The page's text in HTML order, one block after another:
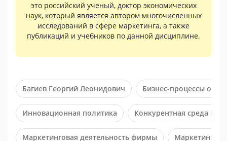
это российский ученый, доктор экономических
наук, который является автором многочисленных
исследований в сфере маркетинга, а также
публикаций и учебников по данной дисциплине.
Багиев Георгий Леонидович Бизнес-процессы
Инновационная политика Конкурентная среда на
Маркетинговая деятельность фирмы